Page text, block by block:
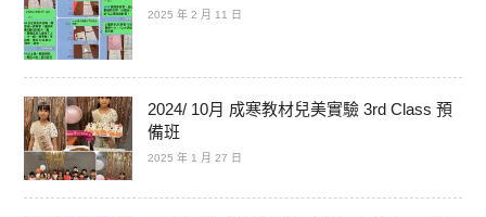
2025 年 2 月 11 日
2024/ 10月 成寒教材兒美實驗 3rd Class 預
備班
2025 年 1 月 27 日